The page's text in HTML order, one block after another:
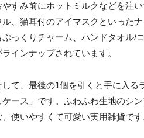
やすみ前にホットミルクなどを注
ル、猫耳付のアイマスクといった
ぷっくりチャーム、ハンドタオル/
ラインナップされています。
して、最後の1個を引くと手に入
ケース」です。ふわふわ生地のシ
、使いやすくて可愛い実用雑貨です